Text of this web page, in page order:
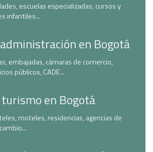
escuelas especializadas, cursos y
infantiles...
en Bogotá
embajadas, cámaras de comercio,
públicos, CADE...
en Bogotá
moteles, residencias, agencias de